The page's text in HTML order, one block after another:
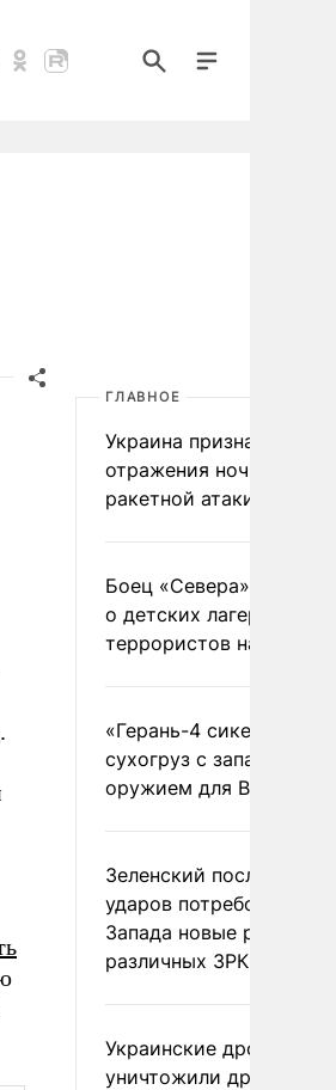
.
ГЛАВНОЕ
Украина признала
отражения ночной
ракетной атаки
Боец «Севера»
о детских лагерях
террористов на
«Герань-4 сикер»
сухогруз с западным
оружием для ВСУ
Зеленский после
ударов потребовал у
Запада новые ракеты
различных ЗРК
Украинские дроны
уничтожили друг друга